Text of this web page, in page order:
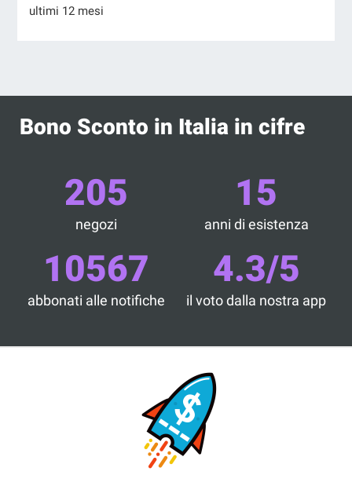
ultimi 12 mesi
Bono Sconto in Italia in cifre
205
negozi
15
anni di esistenza
10567
abbonati alle notifiche
4.3/5
il voto dalla nostra app